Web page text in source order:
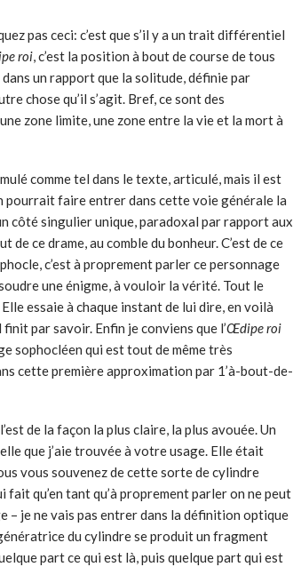
pas ceci: c’est que s’il y a un trait différentiel
roi, c’est la position à bout de course de tous
un rapport que la solitude, définie par
chose qu’il s’agit. Bref, ce sont des
zone limite, une zone entre la vie et la mort à
comme tel dans le texte, articulé, mais il est
pourrait faire entrer dans cette voie générale la
côté singulier unique, paradoxal par rapport aux
ce drame, au comble du bonheur. C’est de ce
c’est à proprement parler ce personnage
une énigme, à vouloir la vérité. Tout le
essaie à chaque instant de lui dire, en voilà
par savoir. Enfin je conviens que l’Œdipe roi
sophocléen qui est tout de même très
cette première approximation par 1’à-bout-de-
de la façon la plus claire, la plus avouée. Un
que j’aie trouvée à votre usage. Elle était
vous souvenez de cette sorte de cylindre
qu’en tant qu’à proprement parler on ne peut
– je ne vais pas entrer dans la définition optique
du cylindre se produit un fragment
part ce qui est là, puis quelque part qui est